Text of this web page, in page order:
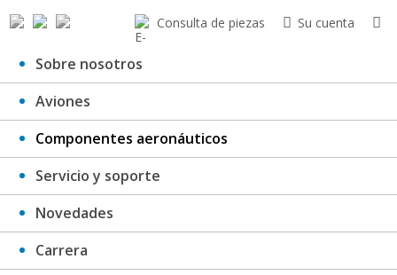
Consulta de piezas Su cuenta
Sobre nosotros
Aviones
Componentes aeronáuticos
Servicio y soporte
Novedades
Carrera
Componentes aeronáuticos